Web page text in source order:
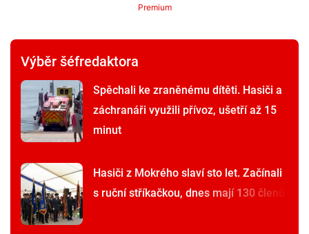
Premium
Výběr šéfredaktora
Spěchali ke zraněnému dítěti. Hasiči a
záchranáři využili přívoz, ušetří až 15
minut
Hasiči z Mokrého slaví sto let. Začínali
s ruční stříkačkou, dnes mají 130 členů